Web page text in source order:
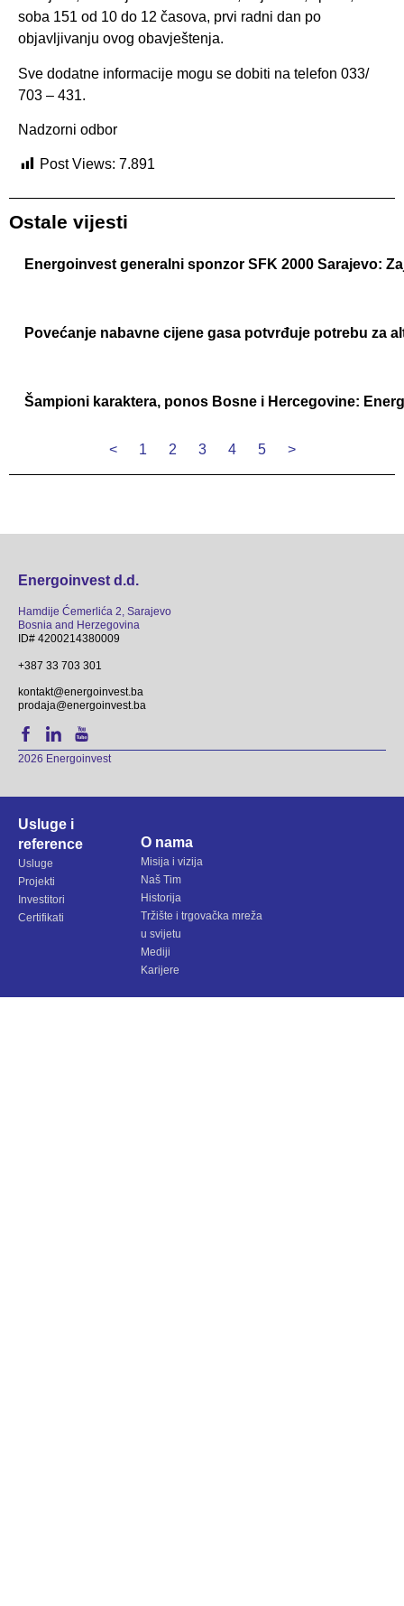
soba 151 od 10 do 12 časova, prvi radni dan po
objavljivanju ovog obavještenja.
Sve dodatne informacije mogu se dobiti na telefon 033/
703 – 431.
Nadzorni odbor
Post Views: 7.891
Ostale vijesti
Energoinvest generalni sponzor SFK 2000 Sarajevo:
Povećanje nabavne cijene gasa potvrđuje potrebu za
Šampioni karaktera, ponos Bosne i Hercegovine:
< 1 2 3 4 5 >
Energoinvest d.d.
Hamdije Ćemerlića 2, Sarajevo
Bosnia and Herzegovina
ID# 4200214380009
+387 33 703 301
kontakt@energoinvest.ba
prodaja@energoinvest.ba
2026 Energoinvest
Usluge i
reference
Usluge
Projekti
Investitori
Certifikati
O nama
Misija i vizija
Naš Tim
Historija
Tržište i trgovačka mreža
u svijetu
Mediji
Karijere